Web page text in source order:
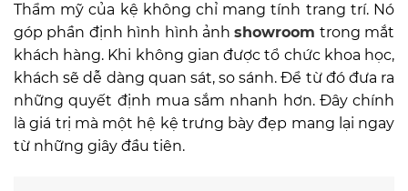
Thẩm mỹ của kệ không chỉ mang tính trang trí. Nó
góp phần định hình hình ảnhshowroom trong mắt
khách hàng. Khi không gian được tổ chức khoa học,
khách sẽ dễ dàng quan sát, so sánh. Để từ đó đưa ra
những quyết định mua sắm nhanh hơn. Đây chính
là giá trị mà một hệ kệ trưng bày đẹp mang lại ngay
từ những giây đầu tiên.